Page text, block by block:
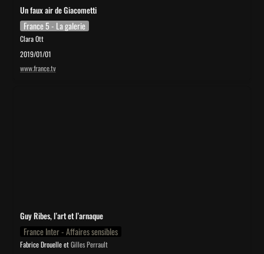
Un faux air de Giacometti
France 5 - La galerie
Clara Ott
2019/01/01
www.france.tv
Guy Ribes, l’art et l’arnaque
France Inter - Affaires sensibles
Fabrice Drouelle etGilles Perrault